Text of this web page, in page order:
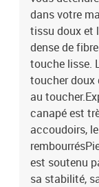
dans votre
tissu doux et
dense de
touche lisse.
toucher
au
canapé est
accoudoirs,
est soutenu
sa stabilité,